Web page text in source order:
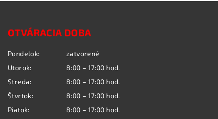
OTVÁRACIA DOBA
Pondelok:
zatvorené
Utorok:
8:00 – 17:00 hod.
Streda:
8:00 – 17:00 hod.
Štvrtok:
8:00 – 17:00 hod.
Piatok:
8:00 – 17:00 hod.